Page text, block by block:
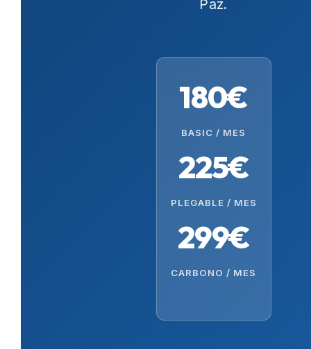
Paz.
180€
BASIC / MES
225€
PLEGABLE / MES
299€
CARBONO / MES